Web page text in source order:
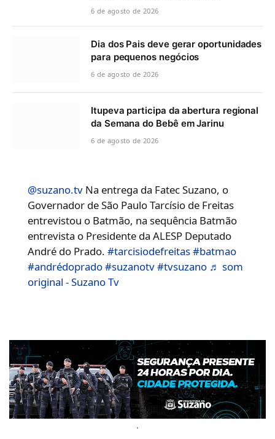
6 de agosto de 2026
Dia dos Pais deve gerar oportunidades
para pequenos negócios
6 de agosto de 2026
Itupeva participa da abertura regional
da Semana do Bebê em Jarinu
6 de agosto de 2026
@suzano.tv Na entrega da Fatec Suzano, o
Governador de São Paulo Tarcísio de Freitas
entrevistou o Batmão, na sequência Batmão
entrevista o Presidente da ALESP Deputado
André do Prado.#tarcisiodefreitas#batmao
#andrédoprado#suzanotv#tvsuzano ♬ som
original - Suzano Tv
.